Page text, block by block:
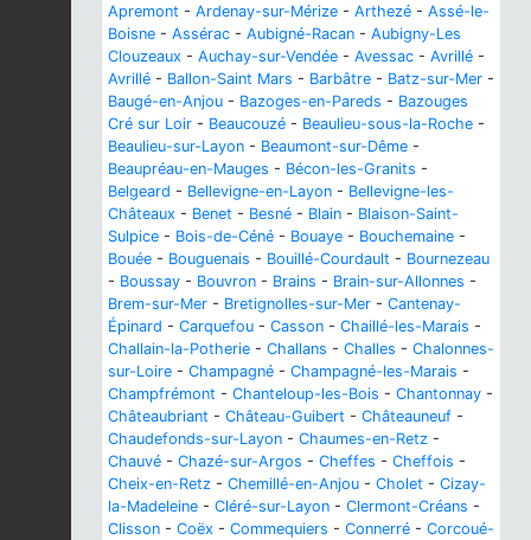
Apremont - Ardenay-sur-Mérize - Arthezé - Assé-le-
Boisne - Assérac - Aubigné-Racan - Aubigny-Les
Clouzeaux - Auchay-sur-Vendée - Avessac - Avrillé -
Avrillé - Ballon-Saint Mars - Barbâtre - Batz-sur-Mer -
Baugé-en-Anjou - Bazoges-en-Pareds - Bazouges
Cré sur Loir - Beaucouzé - Beaulieu-sous-la-Roche -
Beaulieu-sur-Layon - Beaumont-sur-Dême -
Beaupréau-en-Mauges - Bécon-les-Granits -
Belgeard - Bellevigne-en-Layon - Bellevigne-les-
Châteaux - Benet - Besné - Blain - Blaison-Saint-
Sulpice - Bois-de-Céné - Bouaye - Bouchemaine -
Bouée - Bouguenais - Bouillé-Courdault - Bournezeau
- Boussay - Bouvron - Brains - Brain-sur-Allonnes -
Brem-sur-Mer - Bretignolles-sur-Mer - Cantenay-
Épinard - Carquefou - Casson - Chaillé-les-Marais -
Challain-la-Potherie - Challans - Challes - Chalonnes-
sur-Loire - Champagné - Champagné-les-Marais -
Champfrémont - Chanteloup-les-Bois - Chantonnay -
Châteaubriant - Château-Guibert - Châteauneuf -
Chaudefonds-sur-Layon - Chaumes-en-Retz -
Chauvé - Chazé-sur-Argos - Cheffes - Cheffois -
Cheix-en-Retz - Chemillé-en-Anjou - Cholet - Cizay-
la-Madeleine - Cléré-sur-Layon - Clermont-Créans -
Clisson - Coëx - Commequiers - Connerré - Corcoué-